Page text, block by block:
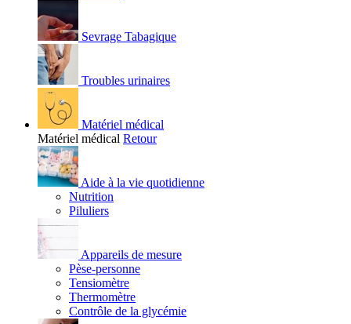
Sevrage Tabagique
Troubles urinaires
Matériel médical
Matériel médical Retour
Aide à la vie quotidienne
Nutrition
Piluliers
Appareils de mesure
Pèse-personne
Tensiomètre
Thermomètre
Contrôle de la glycémie